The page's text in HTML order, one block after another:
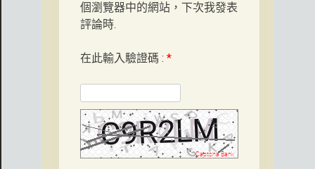
個瀏覽器中的網站，下次我發表
評論時.
在此輸入驗證碼 : *